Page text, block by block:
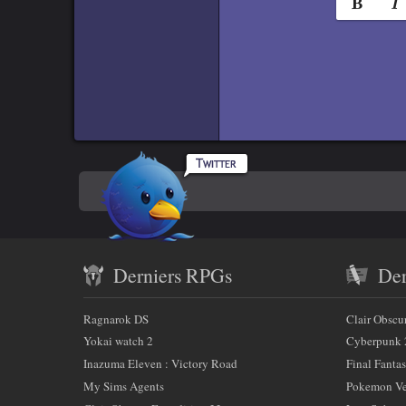
c
)
Titre
En
savoir
plus
sur
nous
Rpgamers
sur
Twitter
récent
et
partenaires
Derniers RPGs
Ragnarok DS
Yokai watch 2
Inazuma Eleven : Victory Road
My Sims Agents
Clair
Cyberpunk
Final
Pokemon